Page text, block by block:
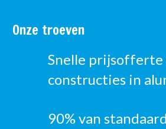
Onze troeven
Snelle prijsofferte
constructies in
90% van